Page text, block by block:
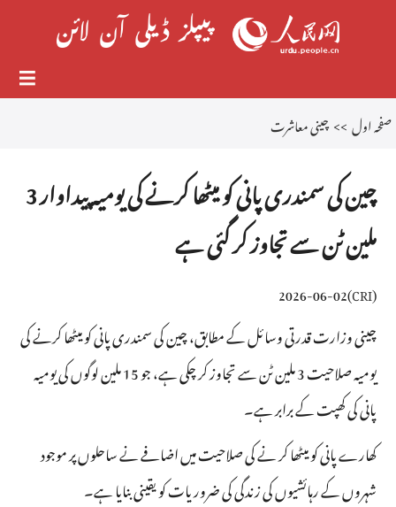
صفحہ اول>>چینی معاشرت
چین کی سمندری پانی کو میٹھا کرنے کی یومیہ پیداوار 3
ملین ٹن سے تجاوز کر گئی ہے
(
CRI
)
2026-06-02
چینی وزارت قدرتی وسائل کے مطابق، چین کی سمندری پانی کو میٹھا کرنے کی
یومیہ صلاحیت 3 ملین ٹن سے تجاوز کر چکی ہے، جو 15 ملین لوگوں کی یومیہ
پانی کی کھپت کے برابر ہے۔
کھارے پانی کو میٹھا کر نے کی صلاحیت میں اضافے نے ساحلوں پر موجود
شہروں کے رہائشیوں کی زندگی کی ضروریات کو یقینی بنایا ہے۔